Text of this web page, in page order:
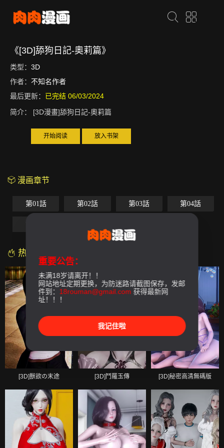
《[3D]舔狗日記-奧莉篇》
类型： 3D
作者： 不知名作者
最后更新： 已完结 06/03/2024
简介：
[3D漫畫]舔狗日記-奧莉篇
开始阅读 放入书架
漫画章节
第01話 第02話 第03話 第04話
热门漫画
[3D]獸欲の末途 [3D]鬥羅玉傳 [3D]秘密高清無碼版
重要公告：
未满18岁请离开！！
网站地址定期更换，为防迷路请截图保存，发邮
件到： 18rouman@gmail.com 获得最新网
址！！！
我记住啦